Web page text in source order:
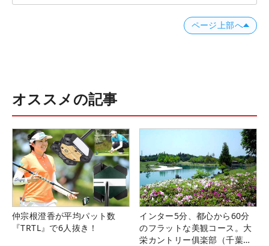
ページ上部へ
オススメの記事
仲宗根澄香が平均パット数
『TRTL』で6人抜き！
インター5分、都心から60分
のフラットな美観コース。大
栄カントリー俱楽部（千葉